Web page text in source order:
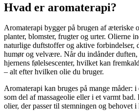
Hvad er aromaterapi?
Aromaterapi bygger på brugen af æteriske
planter, blomster, frugter og urter. Olierne
naturlige duftstoffer og aktive forbindelser,
humør og velvære. Når du indånder duften,
hjernens følelsescenter, hvilket kan
– alt efter hvilken olie du bruger.
Aromaterapi kan bruges på mange måder:
som del af massageolie eller i et varmt
olier, der passer til stemningen og behovet i